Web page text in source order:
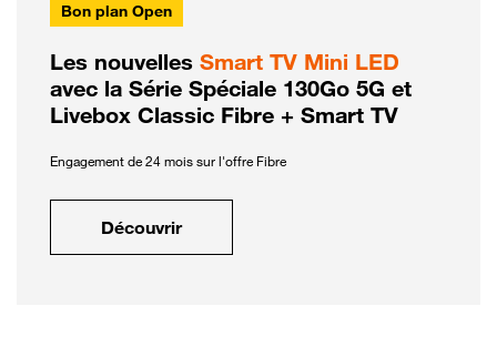
Bon plan Open
Les nouvelles Smart TV Mini LED
avec la Série Spéciale 130Go 5G et
Livebox Classic Fibre + Smart TV
Engagement de 24 mois sur l'offre Fibre
Découvrir